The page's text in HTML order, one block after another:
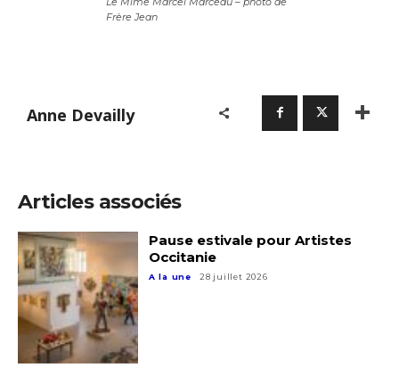
Nom
Prénom
Statut / Organisation
Adresse email*
Frère Jean
Anne Devailly
Articles associés
Pause estivale pour Artistes
Occitanie
A la une 28 juillet 2026